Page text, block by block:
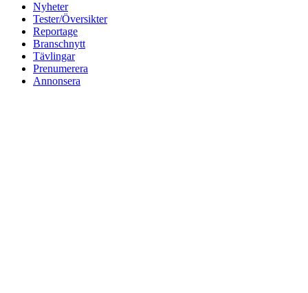
Nyheter
Tester/Översikter
Reportage
Branschnytt
Tävlingar
Prenumerera
Annonsera